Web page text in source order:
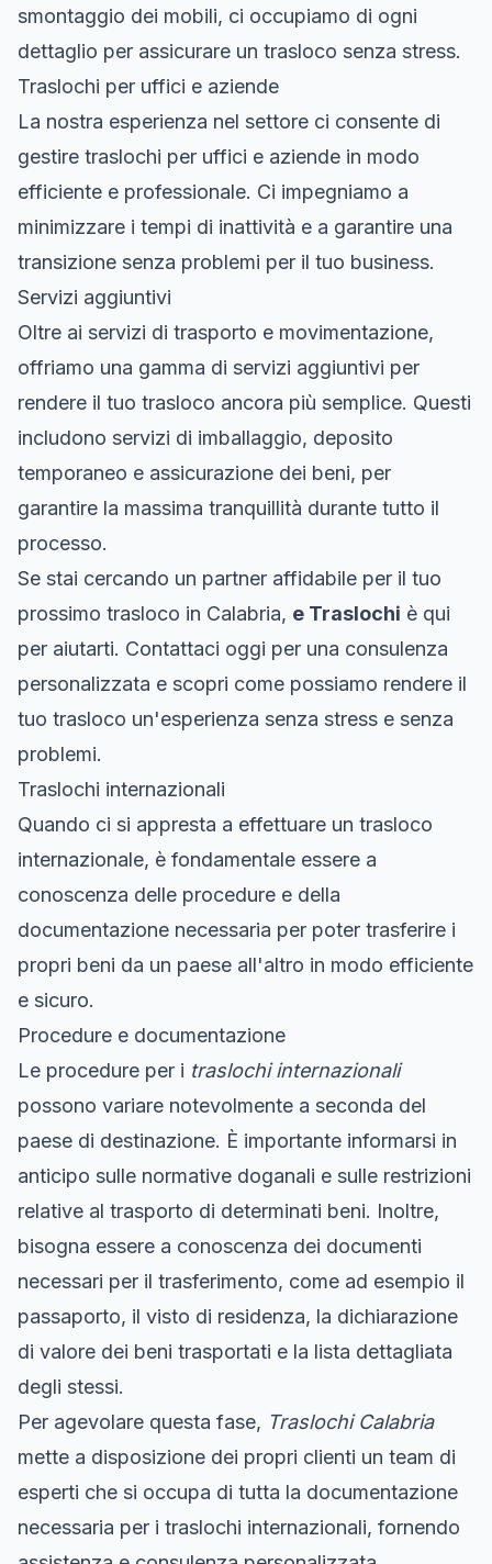
smontaggio dei mobili, ci occupiamo di ogni
dettaglio per assicurare un trasloco senza stress.
Traslochi per uffici e aziende
La nostra esperienza nel settore ci consente di
gestire traslochi per uffici e aziende in modo
efficiente e professionale. Ci impegniamo a
minimizzare i tempi di inattività e a garantire una
transizione senza problemi per il tuo business.
Servizi aggiuntivi
Oltre ai servizi di trasporto e movimentazione,
offriamo una gamma di servizi aggiuntivi per
rendere il tuo trasloco ancora più semplice. Questi
includono servizi di imballaggio, deposito
temporaneo e assicurazione dei beni, per
garantire la massima tranquillità durante tutto il
processo.
Se stai cercando un partner affidabile per il tuo
prossimo trasloco in Calabria, e Traslochi è qui
per aiutarti. Contattaci oggi per una consulenza
personalizzata e scopri come possiamo rendere il
tuo trasloco un'esperienza senza stress e senza
problemi.
Traslochi internazionali
Quando ci si appresta a effettuare un trasloco
internazionale, è fondamentale essere a
conoscenza delle procedure e della
documentazione necessaria per poter trasferire i
propri beni da un paese all'altro in modo efficiente
e sicuro.
Procedure e documentazione
Le procedure per i traslochi internazionali
possono variare notevolmente a seconda del
paese di destinazione. È importante informarsi in
anticipo sulle normative doganali e sulle restrizioni
relative al trasporto di determinati beni. Inoltre,
bisogna essere a conoscenza dei documenti
necessari per il trasferimento, come ad esempio il
passaporto, il visto di residenza, la dichiarazione
di valore dei beni trasportati e la lista dettagliata
degli stessi.
Per agevolare questa fase, Traslochi Calabria
mette a disposizione dei propri clienti un team di
esperti che si occupa di tutta la documentazione
necessaria per i traslochi internazionali, fornendo